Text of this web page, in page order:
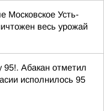
Московское Усть-
весь урожай
95!. Абакан отметил
исполнилось 95